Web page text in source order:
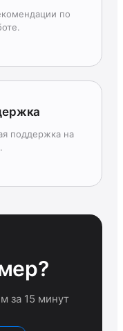
по
поддержка на
за 15 минут